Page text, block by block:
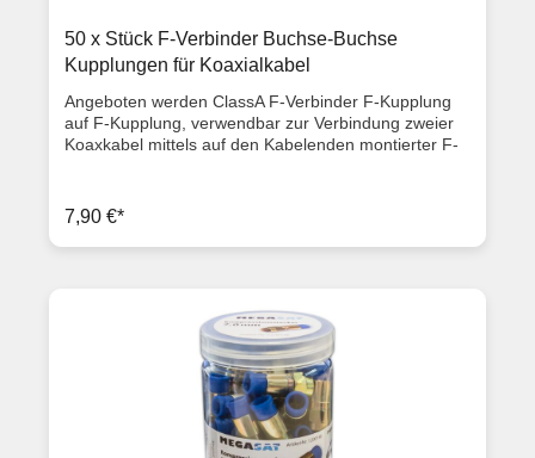
50 x Stück F-Verbinder Buchse-Buchse
Kupplungen für Koaxialkabel
Angeboten werden ClassA F-Verbinder F-Kupplung
auf F-Kupplung, verwendbar zur Verbindung zweier
Koaxkabel mittels auf den Kabelenden montierter F-
Produktbeschreibung Länge: 2,0 cm für jede F-
Steckergröße auch für Crimpstecker geeignet F-
Buchse auf F-Buchse (Kupplung/Kupplung) ClassA
7,90 €*